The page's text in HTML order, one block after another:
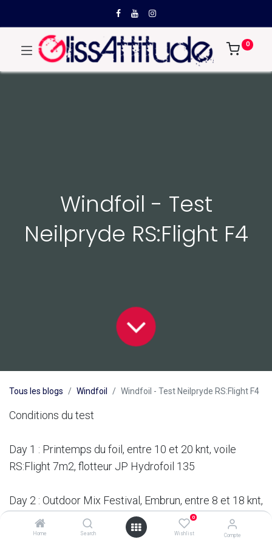
Home Search
0
Wishlist Compte
0
Windfoil - Test
Neilpryde RS:Flight F4
Tous les blogs Windfoil Windfoil - Test Neilpryde RS:Flight F4
Conditions du test
Day 1 : Printemps du foil, entre 10 et 20 knt, voile
RS:Flight 7m2, flotteur JP Hydrofoil 135
Day 2 : Outdoor Mix Festival, Embrun, entre 8 et 18 knt,
voile Swart 7m, flotteur JP Hydrofoil 135